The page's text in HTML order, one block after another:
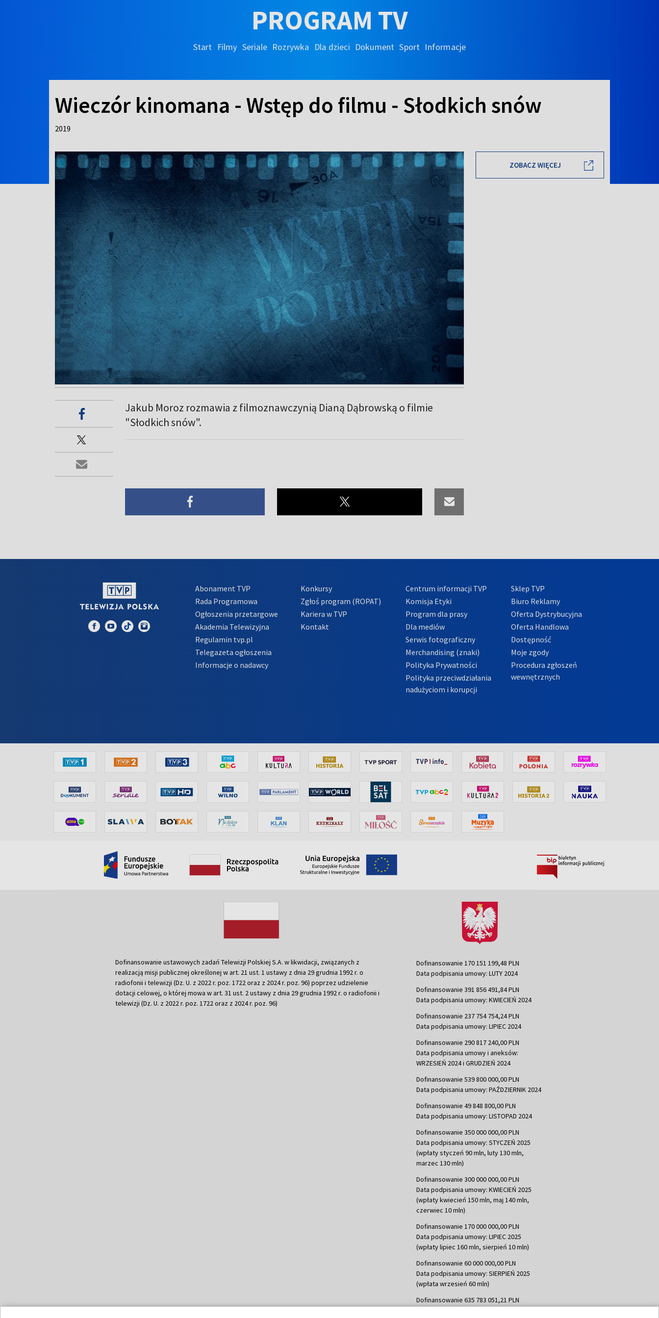
PROGRAM TV
Start Filmy Seriale Rozrywka Dla dzieci Dokument Sport Informacje
Wieczór kinomana - Wstęp do filmu - Słodkich snów
2019
Jakub Moroz rozmawia z filmoznawczynią Dianą Dąbrowską o filmie
"Słodkich snów".
ZOBACZ WIĘCEJ
Abonament TVP
Rada Programowa
Ogłoszenia przetargowe
Akademia Telewizyjna
Regulamin tvp.pl
Telegazeta ogłoszenia
Informacje o nadawcy
Konkursy
Zgłoś program (ROPAT)
Kariera w TVP
Kontakt
Centrum informacji TVP
Komisja Etyki
Program dla prasy
Dla mediów
Serwis fotograficzny
Merchandising (znaki)
Polityka Prywatności
Polityka przeciwdziałania
nadużyciom i korupcji
Sklep TVP
Biuro Reklamy
Oferta Dystrybucyjna
Oferta Handlowa
Dostępność
Moje zgody
Procedura zgłoszeń
wewnętrznych
Dofinansowanie ustawowych zadań Telewizji Polskiej S.A. w likwidacji, związanych z
realizacją misji publicznej określonej w art. 21 ust. 1 ustawy z dnia 29 grudnia 1992 r. o
radiofonii i telewizji (Dz. U. z 2022 r. poz. 1722 oraz z 2024 r. poz. 96) poprzez udzielenie
dotacji celowej, o której mowa w art. 31 ust. 2 ustawy z dnia 29 grudnia 1992 r. o radiofonii i
telewizji (Dz. U. z 2022 r. poz. 1722 oraz z 2024 r. poz. 96)
Dofinansowanie 170 151 199,48 PLN
Data podpisania umowy: LUTY 2024
Dofinansowanie 391 856 491,84 PLN
Data podpisania umowy: KWIECIEŃ 2024
Dofinansowanie 237 754 754,24 PLN
Data podpisania umowy: LIPIEC 2024
Dofinansowanie 290 817 240,00 PLN
Data podpisania umowy i aneksów:
WRZESIEŃ 2024 i GRUDZIEŃ 2024
Dofinansowanie 539 800 000,00 PLN
Data podpisania umowy: PAŹDZIERNIK 2024
Dofinansowanie 49 848 800,00 PLN
Data podpisania umowy: LISTOPAD 2024
Dofinansowanie 350 000 000,00 PLN
Data podpisania umowy: STYCZEŃ 2025
(wpłaty styczeń 90 mln, luty 130 mln,
marzec 130 mln)
Dofinansowanie 300 000 000,00 PLN
Data podpisania umowy: KWIECIEŃ 2025
(wpłaty kwiecień 150 mln, maj 140 mln,
czerwiec 10 mln)
Dofinansowanie 170 000 000,00 PLN
Data podpisania umowy: LIPIEC 2025
(wpłaty lipiec 160 mln, sierpień 10 mln)
Dofinansowanie 60 000 000,00 PLN
Data podpisania umowy: SIERPIEŃ 2025
(wpłata wrzesień 60 mln)
Dofinansowanie 635 783 051,21 PLN